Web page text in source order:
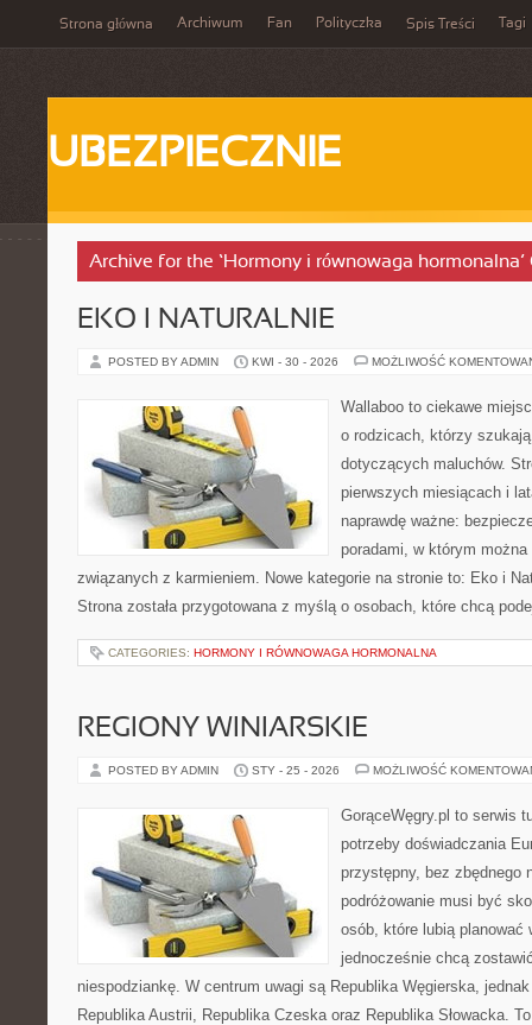
Strona główna Archiwum Fan Polityczka Spis Treści Tagi
UBEZPIECZNIE
Archive for the ‘Hormony i równowaga hormonalna’
EKO I NATURALNIE
POSTED BY ADMIN KWI - 30 - 2026 MOŻLIWOŚĆ
Wallaboo to ciekawe
o rodzicach, którzy
dotyczących maluchów.
pierwszych miesiącach i
naprawdę ważne:
poradami, w którym
związanych z karmieniem. Nowe kategorie na stronie to: Eko i
Strona została przygotowana z myślą o osobach, które chcą
CATEGORIES: HORMONY I RÓWNOWAGA HORMONALNA
REGIONY WINIARSKIE
POSTED BY ADMIN STY - 25 - 2026 MOŻLIWOŚĆ
GorąceWęgry.pl to serwis
potrzeby doświadczania
przystępny, bez zbędnego
podróżowanie musi być
osób, które lubią
jednocześnie chcą
niespodziankę. W centrum uwagi są Republika Węgierska,
Republika Austrii, Republika Czeska oraz Republika Słowacka.